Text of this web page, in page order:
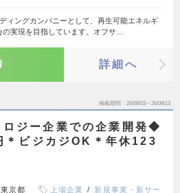
ィングカンパニーとして、再生可能エネルギ
実現を目指しています。オフサ…
詳細へ
掲載期間 26/08/03～26/09/13
ジー企業での企業開発◆
ビジカジOK＊年休123
東京都 上場企業
新規事業・新サー